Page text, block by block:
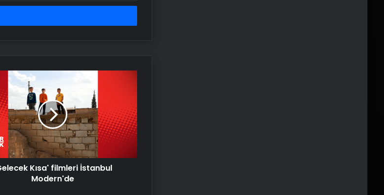
Glass Beams KüçükÇiftlik Park’a
CultureCIVIC Yerel Projeler Hibe
Programı için son tarih 20 Mayıs
Cumhuriyetin 21 genç yıldızı 17
Mayıs’ta CRR’de
RHM’de sertifika programı
Kısa' filmleri İstanbul
Modern'de